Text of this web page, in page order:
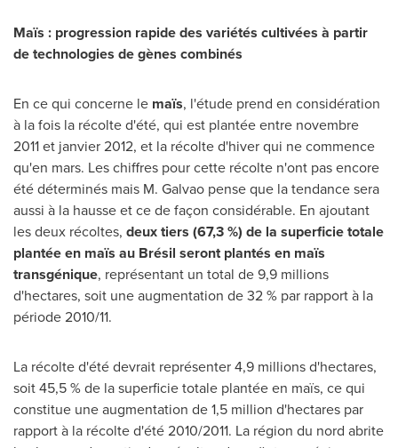
Maïs : progression rapide des variétés cultivées à partir
de technologies de gènes combinés
En ce qui concerne le maïs, l'étude prend en considération
à la fois la récolte d'été, qui est plantée entre novembre
2011 et janvier2012, et la récolte d'hiver qui ne commence
qu'en mars. Les chiffres pour cette récolte n'ont pas encore
été déterminés mais M. Galvao pense que la tendance sera
aussi à la hausse et ce de façon considérable. En ajoutant
les deux récoltes, deux tiers (67,3%) de la superficie totale
plantée en maïs au Brésil seront plantés en maïs
transgénique, représentant un total de 9,9 millions
d'hectares, soit une augmentation de 32 % par rapport à la
période 2010/11.
La récolte d'été devrait représenter 4,9 millions d'hectares,
soit 45,5 % de la superficie totale plantée en maïs, ce qui
constitue une augmentation de 1,5 million d'hectares par
rapport à la récolte d'été 2010/2011. La région du nord abrite